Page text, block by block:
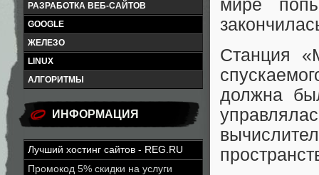
РАЗРАБОТКА ВЕБ-САЙТОВ
GOOGLE
ЖЕЛЕЗО
LINUX
АЛГОРИТМЫ
ИНФОРМАЦИЯ
Лучший хостинг сайтов - REG.RU
Промокод 5% скидки на услуги
мире
Станция
должна